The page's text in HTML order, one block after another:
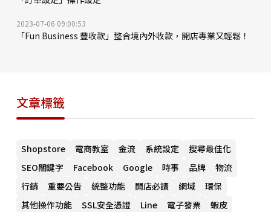
品、享專屬折扣等，但他們也能為頂呱呱打造有別於餐飲業界的
特殊圈粉計畫。46 生日慶 就是要歡慶 1 個月適逢 46 生日慶，頂
若購買全家桶餐，即贈送與台灣在地派對佈置品牌「Let’s
Party 來派對」合作、全台限量 1000 份的「炸雞蛋糕佈置組」
東京油組總本店、新加坡肉骨茶、韓國魷魚大叔、美國紐約舒芙
蕾使用。他說，「整本振興券最高可省 2200 元，預計發行 2 萬
本，總計發送 4400 萬為民眾荷包振興。」頂呱呱目前在全台有
超過 60 間門市，美國與上海則各有 9 與 6 間。劉人豪透露，
2020 年下半年預計將陸續於桃園機場、青埔八景島水族館等開
CiTi Taiwan、Coca-Cola Taiwan、Estee Lauder、Future
McDonald’s、Milcolla、MKUP、Mobix、Momo、Nestle、
Neutrogena、Rakuten、Samsung Taiwan、SK-II、Toyota
【@LINE 聊聊】
2023-07-06 09:00:53
「Fun Business 豐收款」整合境內外收款，開店專業又輕鬆！
文章標籤
Shopstore 電商教室 金流 系統設定
搜尋最佳化
SEO關鍵字
Facebook Google 時事 品牌
物流
行銷
重要公告 統整功能 開店必讀 網域
環保
其他操作功能
SSL安全憑證 Line 電子發票
蝦皮